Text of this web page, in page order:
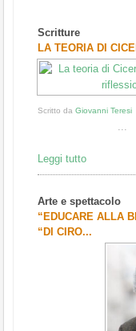
Scritture
LA TEORIA DI
Scritto da Giovanni Teresi
...
Leggi tutto
Arte e spettacolo
“EDUCARE ALLA
“DI CIRO...